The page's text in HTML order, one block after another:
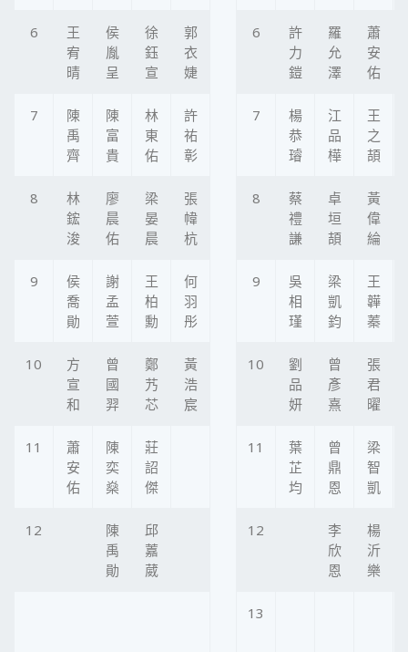
6
王
宥
晴
侯
胤
呈
徐
鈺
宣
郭
衣
婕
6
許
力
鎧
羅
允
澤
蕭
安
佑
7
陳
禹
齊
陳
富
貴
林
東
佑
許
祐
彰
7
楊
恭
璿
江
品
樺
王
之
頡
8
林
鋐
浚
廖
晨
佑
梁
晏
晨
張
幃
杭
8
蔡
禮
謙
卓
垣
頡
黃
偉
綸
9
侯
喬
勛
謝
孟
萱
王
柏
勳
何
羽
彤
9
吳
相
瑾
梁
凱
鈞
王
韡
蓁
10
方
宣
和
曾
國
羿
鄭
艿
芯
黃
浩
宸
10
劉
品
妍
曾
彥
熹
張
君
曜
11
蕭
安
佑
陳
奕
燊
莊
詔
傑
11
葉
芷
均
曾
鼎
恩
梁
智
凱
12
陳
禹
勛
邱
䕒
葳
12
李
欣
恩
楊
沂
樂
13